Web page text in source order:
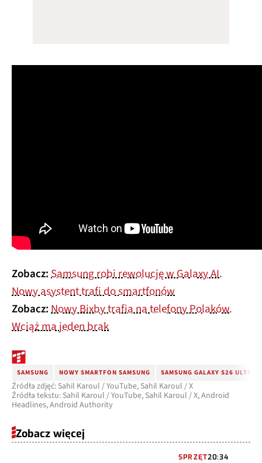
Zobacz:Samsung robi rewolucję w Galaxy AI.
Nowy asystent trafi do smartfonów
Zobacz:Nowy Bixby trafia na telefony Polaków.
Wciąż ma jeden brak
SAMSUNG NOWY SMARTFON SAMSUNG SAMSUNG GALAXY S26 ULTRA
Źródła zdjęć: Sahil Karoul / YouTube, Sahil Karoul / X
Źródła tekstu: Sahil Karoul / YouTube, Sahil Karoul / X, Android
Headlines, Android Authority
Zobacz więcej
SPRZĘT20:34